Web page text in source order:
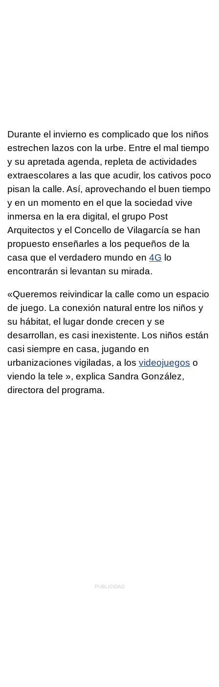
Durante el invierno es complicado que los niños
estrechen lazos con la urbe. Entre el mal tiempo
y su apretada agenda, repleta de actividades
extraescolares a las que acudir, los cativos poco
pisan la calle. Así, aprovechando el buen tiempo
y en un momento en el que la sociedad vive
inmersa en la era digital, el grupo Post
Arquitectos y el Concello de Vilagarcía se han
propuesto enseñarles a los pequeños de la
casa que el verdadero mundo en 4G lo
encontrarán si levantan su mirada.
«Queremos reivindicar la calle como un espacio
de juego. La conexión natural entre los niños y
su hábitat, el lugar donde crecen y se
desarrollan, es casi inexistente. Los niños están
casi siempre en casa, jugando en
urbanizaciones vigiladas, a los videojuegos o
viendo la tele », explica Sandra González,
directora del programa.